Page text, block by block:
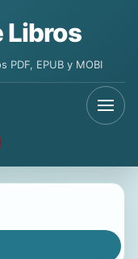
Libros
PDF, EPUB y MOBI